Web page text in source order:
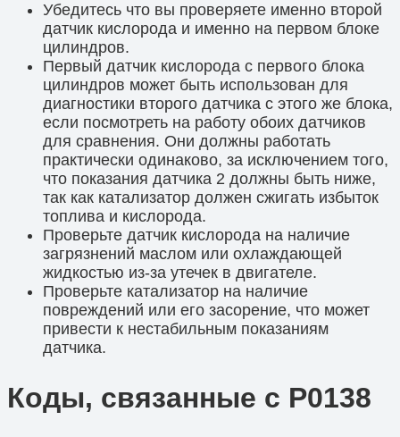
Убедитесь что вы проверяете именно второй
датчик кислорода и именно на первом блоке
цилиндров.
Первый датчик кислорода с первого блока
цилиндров может быть использован для
диагностики второго датчика с этого же блока,
если посмотреть на работу обоих датчиков
для сравнения. Они должны работать
практически одинаково, за исключением того,
что показания датчика 2 должны быть ниже,
так как катализатор должен сжигать избыток
топлива и кислорода.
Проверьте датчик кислорода на наличие
загрязнений маслом или охлаждающей
жидкостью из-за утечек в двигателе.
Проверьте катализатор на наличие
повреждений или его засорение, что может
привести к нестабильным показаниям
датчика.
Коды, связанные с P0138